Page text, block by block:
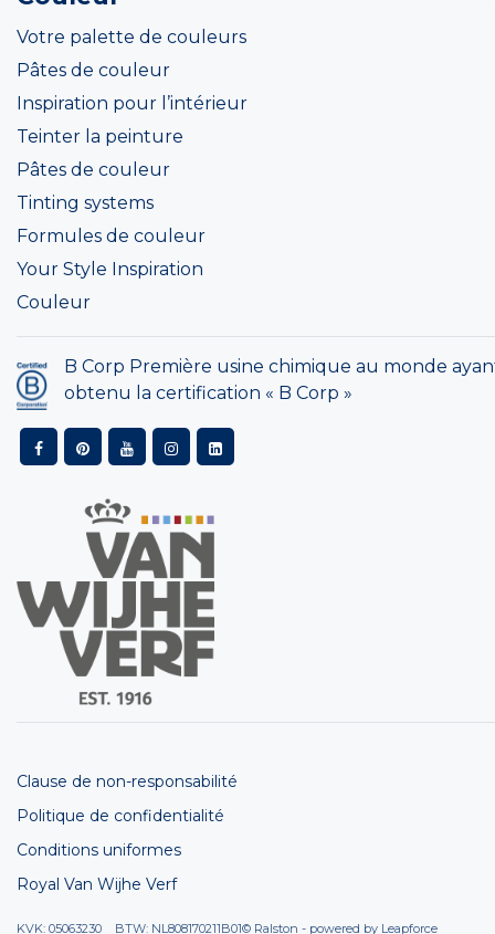
Votre palette de couleurs
Pâtes de couleur
Inspiration pour l’intérieur
Teinter la peinture
Pâtes de couleur
Tinting systems
Formules de couleur
Your Style Inspiration
Couleur
B Corp Première usine chimique au monde
obtenu la certification « B Corp »
Clause de non-responsabilité
Politique de confidentialité
Conditions uniformes
Royal Van Wijhe Verf
KVK: 05063230 BTW: NL808170211B01© Ralston - powered by Leapforce